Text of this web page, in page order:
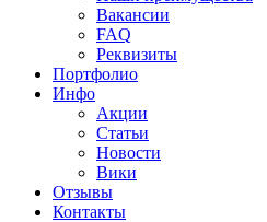
Вакансии
FAQ
Реквизиты
Портфолио
Инфо
Акции
Статьи
Новости
Вики
Отзывы
Контакты